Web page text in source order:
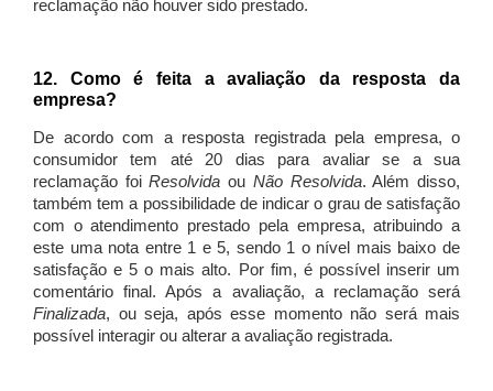
reclamação não houver sido prestado.
12. Como é feita a avaliação da resposta da
empresa?
De acordo com a resposta registrada pela empresa, o
consumidor tem até 20 dias para avaliar se a sua
reclamação foiResolvida ou Não Resolvida. Além disso,
também tem a possibilidade de indicar o grau de satisfação
com o atendimento prestado pela empresa, atribuindo a
este uma nota entre 1 e 5, sendo 1 o nível mais baixo de
satisfação e 5 o mais alto. Por fim, é possível inserir um
comentário final. Após a avaliação, a reclamação será
Finalizada, ou seja, após esse momento não será mais
possível interagir ou alterar a avaliação registrada.